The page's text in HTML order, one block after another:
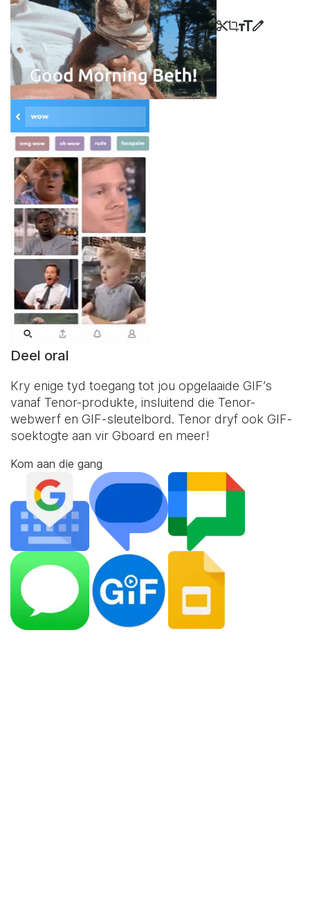
Deel oral
Kry enige tyd toegang tot jou opgelaaide GIF’s
vanaf Tenor-produkte, insluitend die Tenor-
webwerf en GIF-sleutelbord. Tenor dryf ook GIF-
soektogte aan vir Gboard en meer!
Kom aan die gang